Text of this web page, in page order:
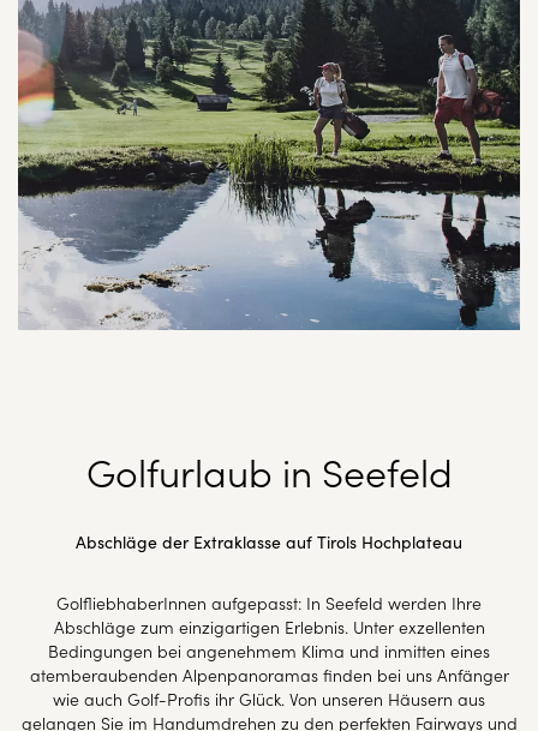
Golfurlaub in Seefeld
Abschläge der Extraklasse auf Tirols Hochplateau
GolfliebhaberInnen aufgepasst: In Seefeld werden Ihre
Abschläge zum einzigartigen Erlebnis. Unter exzellenten
Bedingungen bei angenehmem Klima und inmitten eines
atemberaubenden Alpenpanoramas finden bei uns Anfänger
wie auch Golf-Profis ihr Glück. Von unseren Häusern aus
gelangen Sie im Handumdrehen zu den perfekten Fairways und